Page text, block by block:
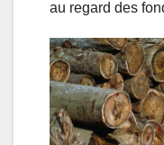
au regard des